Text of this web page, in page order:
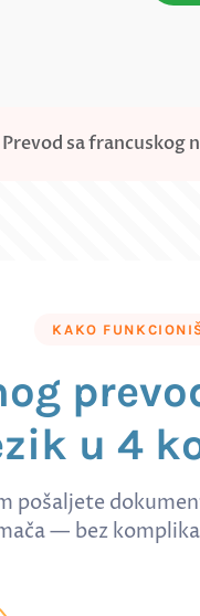
Prevod sa francuskog
KAKO
u 4
pošaljete
— bez